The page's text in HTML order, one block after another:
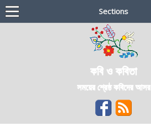
Sections
কবি ও কবিতা
সময়ের শ্রেষ্ঠ কবিদের আসর